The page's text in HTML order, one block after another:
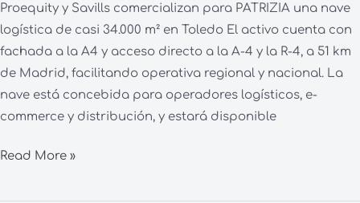
Proequity y Savills comercializan para PATRIZIA una nave
logística de casi 34.000 m² en Toledo El activo cuenta con
fachada a la A4 y acceso directo a la A-4 y la R-4, a 51 km
de Madrid, facilitando operativa regional y nacional. La
nave está concebida para operadores logísticos, e-
commerce y distribución, y estará disponible
Read More »